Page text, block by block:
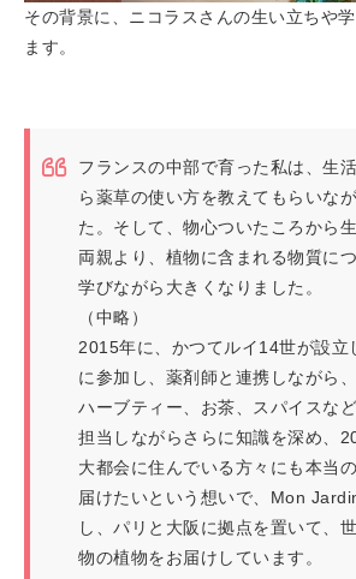
その背景に、ニコラスさんの生い立ちや
ます。
フランスの中部で育った私は、生
ら薬草の使い方を教えてもらいな
た。そして、物心ついたころから
両親より、植物に含まれる物質に
学びながら大きくなりました。
（中略）
2015年に、かつてルイ14世が設立
に参加し、薬剤師と連携しながら
ハーブティー、お茶、スパイスな
担当しながらさらに知識を深め、
大都会に住んでいる方々にも本当
届けたいという想いで、Mon
し、パリと大阪に拠点を置いて、
物の植物をお届けしています。